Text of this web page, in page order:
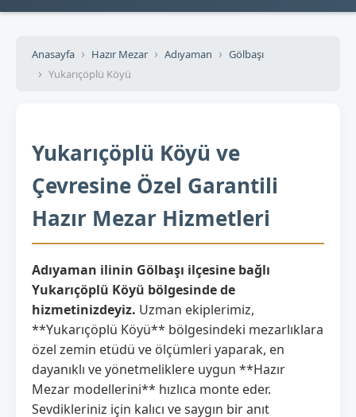
Anasayfa Hazır Mezar Adıyaman
Gölbaşı
Yukarıçöplü Köyü
Yukarıçöplü Köyü ve
Çevresine Özel Garantili
Hazır Mezar Hizmetleri
Adıyaman ilinin Gölbaşı ilçesine bağlı
Yukarıçöplü Köyü bölgesinde de
hizmetinizdeyiz. Uzman ekiplerimiz,
**Yukarıçöplü Köyü** bölgesindeki mezarlıklara
özel zemin etüdü ve ölçümleri yaparak, en
dayanıklı ve yönetmeliklere uygun **Hazır
Mezar modellerini** hızlıca monte eder.
Sevdikleriniz için kalıcı ve saygın bir anıt